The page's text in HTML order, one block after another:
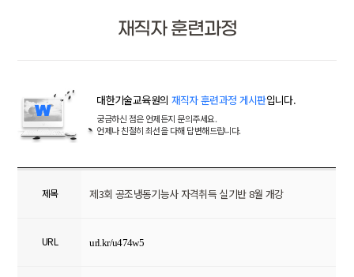
재직자 훈련과정
대한기술교육원의 재직자 훈련과정 게시판입니다.
궁금하신 점은 언제든지 문의주세요.
언제나 친절히 최선을 다해 답변해드립니다.
제목 제3회 공조냉동기능사 자격취득 실기반 8월 개강
URL url.kr/u474w5